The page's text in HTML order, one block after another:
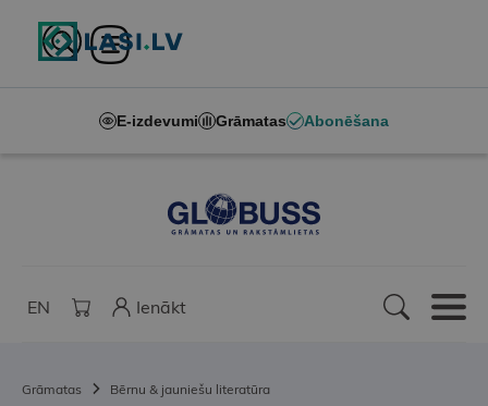
E-izdevumi Grāmatas Abonēšana
EN Ienākt
Grāmatas
Bērnu & jauniešu literatūra